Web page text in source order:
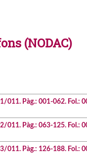
(NODAC)
011. Pàg.: 001-062. Fol.:
011. Pàg.: 063-125. Fol.:
011. Pàg.: 126-188. Fol.: